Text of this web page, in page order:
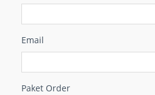
Email
Paket Order